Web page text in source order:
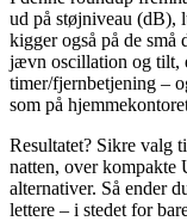
ud på støjniveau (dB),
kigger også på de små
jævn oscillation og tilt,
timer/fjernbetjening –
som på
Resultatet? Sikre valg
natten, over kompakte
alternativer. Så ender
lettere – i stedet for